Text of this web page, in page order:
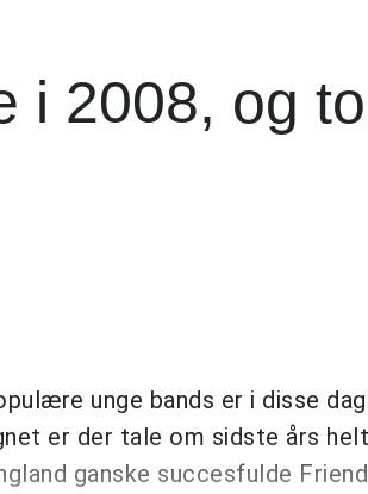
i 2008, og
unge bands er i disse
er der tale om sidste års
ganske succesfulde